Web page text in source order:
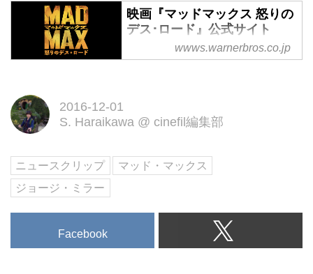
映画『マッドマックス 怒りの
デス･ロード』公式サイト
＜ブラック＆クローム＞エディシ
wwws.warnerbros.co.jp
2016-12-01
S. Haraikawa @ cinefil編集部
ニュースクリップ
マッド・マックス
ジョージ・ミラー
Facebook